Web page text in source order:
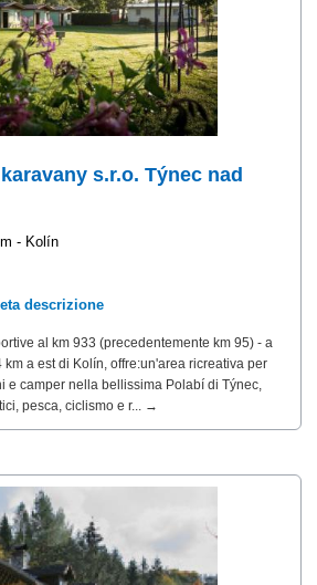
s.r.o. Týnec nad
- Kolín
descrizione
al km 933 (precedentemente km 95) - a
km a est di Kolín, offre:un'area ricreativa per
e camper nella bellissima Polabí di Týnec,
pesca, ciclismo e r... →